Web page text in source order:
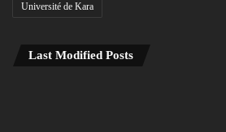
Université de Kara
Last Modified Posts